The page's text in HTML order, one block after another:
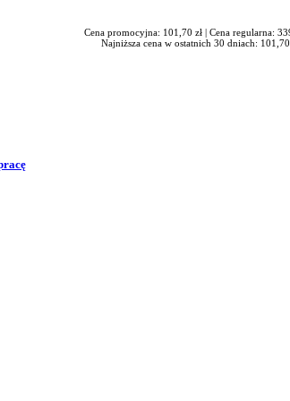
Cena promocyjna: 101,70 zł | Cena regularna:
Najniższa cena w ostatnich 30 dniach: 101,70